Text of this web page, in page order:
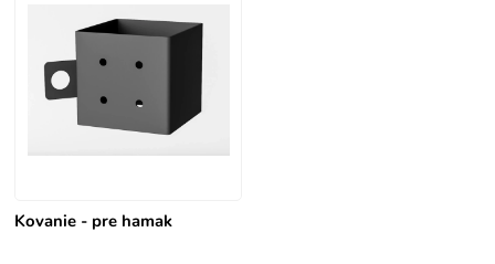
Kovanie - pre hamak